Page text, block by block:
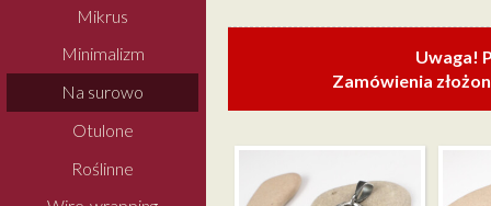
Mikrus
Minimalizm
Na surowo
Otulone
Roślinne
Uwaga!
Zamówienia